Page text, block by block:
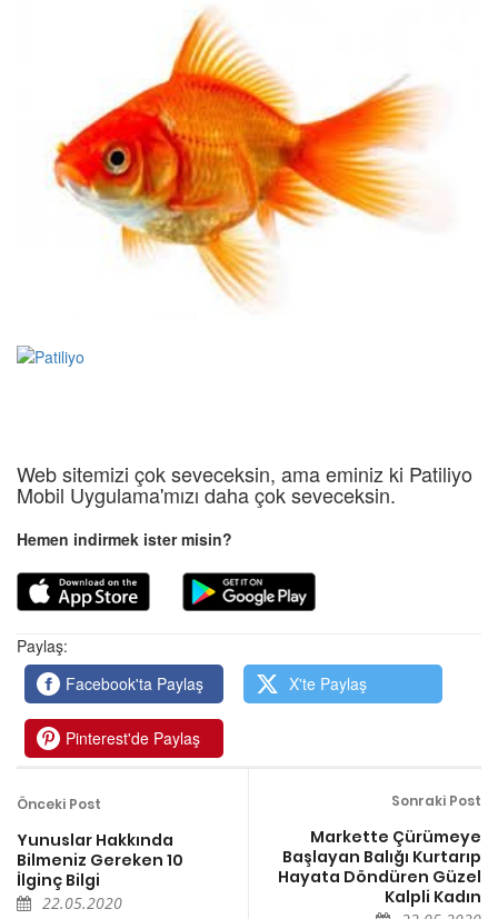
Web sitemizi çok seveceksin, ama eminiz ki Patiliyo
Mobil Uygulama'mızı daha çok seveceksin.
Hemen indirmek ister misin?
Paylaş:
Facebook'ta Paylaş
X'te Paylaş
Pinterest'de Paylaş
Önceki Post
Yunuslar Hakkında
Bilmeniz Gereken 10
İlginç Bilgi
22.05.2020
Sonraki Post
Markette Çürümeye
Başlayan Balığı Kurtarıp
Hayata Döndüren Güzel
Kalpli Kadın